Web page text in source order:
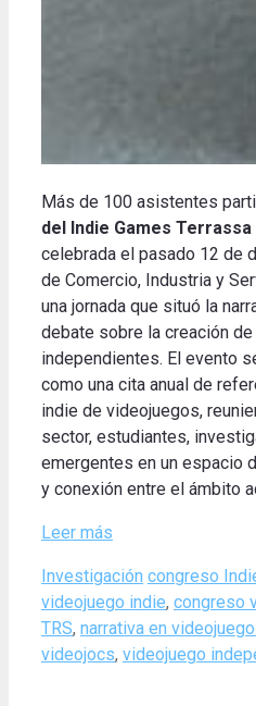
Más de 100 asistentes
del Indie Games Terrassa
celebrada el pasado 12 de
de Comercio, Industria y
una jornada que situó la
debate sobre la creación
independientes. El evento
como una cita anual de
indie de videojuegos,
sector, estudiantes,
emergentes en un espacio
y conexión entre el ámbito
Leer más
Categories
Investigación Tags
congreso
videojuego indie, congreso
TRS, narrativa en
videojocs, videojuego